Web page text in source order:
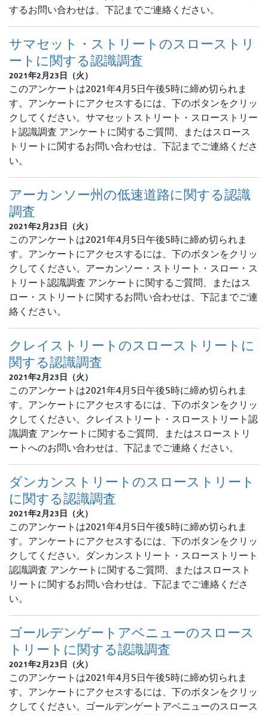
するお問い合わせは、下記までご連絡ください。
サマセット・ストリートのスローストリ
ートに関する認識調査
2021年2月23日（火）
このアンケートは2021年4月5日午後5時に締め切られま
す。アンケートにアクセスするには、下のボタンをクリッ
クしてください。サマセットストリート・スローストリー
ト認識調査 アンケートに関するご質問、またはスロース
トリートに関するお問い合わせは、下記までご連絡くださ
い。
アーカンソー州の低速道路に関する認識
調査
2021年2月23日（火）
このアンケートは2021年4月5日午後5時に締め切られま
す。アンケートにアクセスするには、下のボタンをクリッ
クしてください。アーカンソー・ストリート・スロー・ス
トリート認識調査 アンケートに関するご質問、またはス
ロー・ストリートに関するお問い合わせは、下記までご連
絡ください。
クレイストリートのスローストリートに
関する認識調査
2021年2月23日（火）
このアンケートは2021年4月5日午後5時に締め切られま
す。アンケートにアクセスするには、下のボタンをクリッ
クしてください。クレイストリート・スローストリート認
識調査 アンケートに関するご質問、またはスローストリ
ートへのお問い合わせは、下記までご連絡ください。
ダンカンストリートのスローストリート
に関する認識調査
2021年2月23日（火）
このアンケートは2021年4月5日午後5時に締め切られま
す。アンケートにアクセスするには、下のボタンをクリッ
クしてください。ダンカンストリート・スローストリート
認識調査 アンケートに関するご質問、またはスロースト
リートに関するお問い合わせは、下記までご連絡くださ
い。
ゴールデンゲートアベニューのスロース
トリートに関する認識調査
2021年2月23日（火）
このアンケートは2021年4月5日午後5時に締め切られま
す。アンケートにアクセスするには、下のボタンをクリッ
クしてください。ゴールデンゲートアベニューのスロース